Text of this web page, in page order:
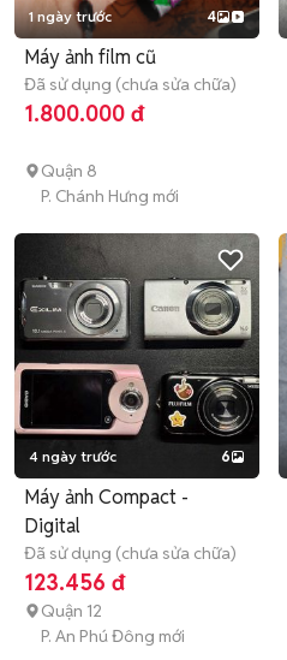
1 ngày trước 4
Máy ảnh film cũ
Đã sử dụng (chưa sửa chữa)
1.800.000 đ
Quận 8
P. Chánh Hưng mới
4 ngày trước 6
Máy ảnh Compact -
Digital
Đã sử dụng (chưa sửa chữa)
123.456 đ
Quận 12
P. An Phú Đông mới